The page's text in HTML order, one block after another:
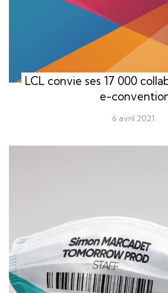
LCL convie ses 17 000
e-
6 avril 2021